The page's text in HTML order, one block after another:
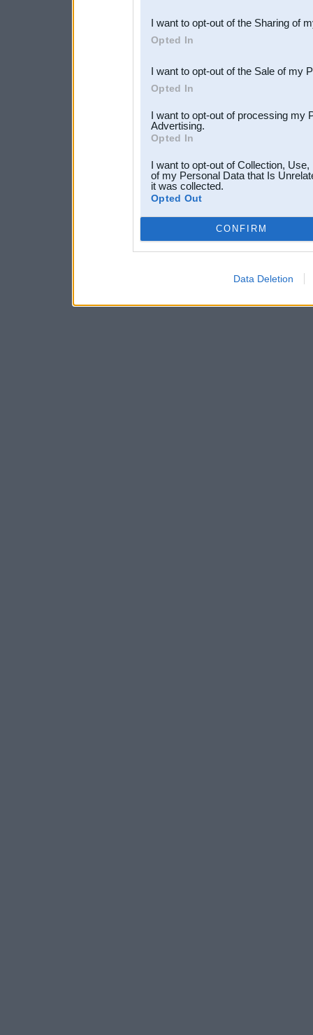
Downstream Participants
third parties.
I want to opt-out of the Sharing of
Opted In
I want to opt-out of the Sale of my
Opted In
I want to opt-out of processing my
Advertising.
Opted In
I want to opt-out of Collection,
of my Personal Data that Is
it was collected.
Opted Out
CONFIRM
Data Deletion